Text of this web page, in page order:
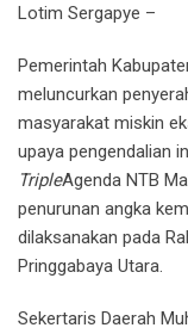
Lotim Sergapye –
Pemerintah
meluncurkan
masyarakat miskin
upaya pengendalian
TripleAgenda NTB
penurunan angka
dilaksanakan pada
Pringgabaya Utara.
Sekertaris Daerah